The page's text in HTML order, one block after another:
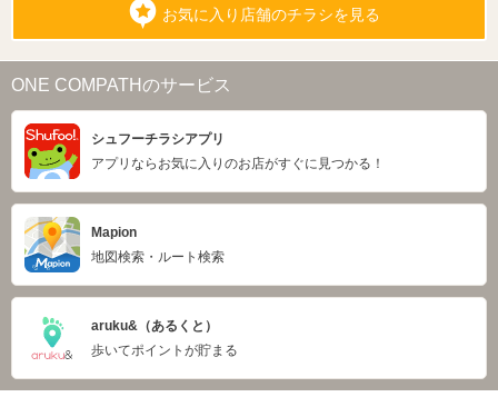
お気に入り店舗のチラシを見る
ONE COMPATHのサービス
シュフーチラシアプリ
アプリならお気に入りのお店がすぐに見つかる！
Mapion
地図検索・ルート検索
aruku&（あるくと）
歩いてポイントが貯まる